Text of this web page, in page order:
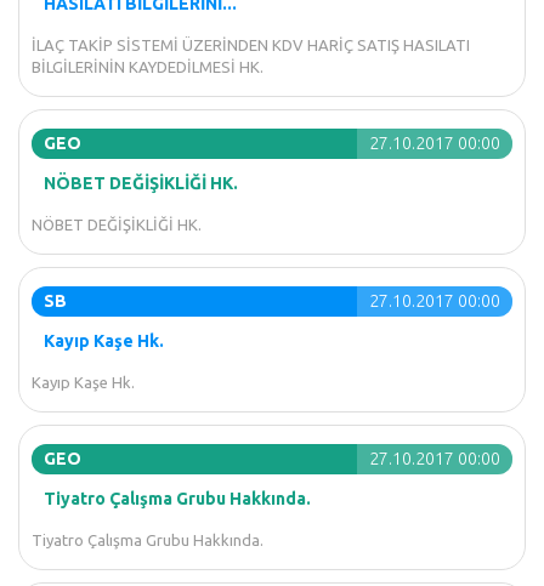
İLAÇ TAKİP SİSTEMİ ÜZERİNDEN KDV HARİÇ SATIŞ HASILATI
BİLGİLERİNİN KAYDEDİLMESİ HK.
GEO 27.10.2017 00:00
NÖBET DEĞİŞİKLİĞİ HK.
NÖBET DEĞİŞİKLİĞİ HK.
SB 27.10.2017 00:00
Kayıp Kaşe Hk.
Kayıp Kaşe Hk.
GEO 27.10.2017 00:00
Tiyatro Çalışma Grubu Hakkında.
Tiyatro Çalışma Grubu Hakkında.